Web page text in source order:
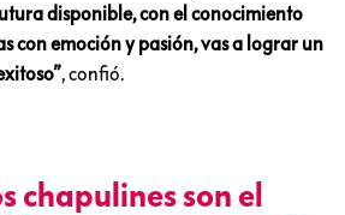
disponible, con el conocimiento
con emoción y pasión, vas a lograr un
, confió.
chapulines son el